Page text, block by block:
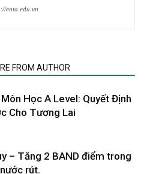
enta.edu.vn
FROM AUTHOR
Học A Level: Quyết Định
Cho Tương Lai
– Tăng 2 BAND điểm trong
rút.